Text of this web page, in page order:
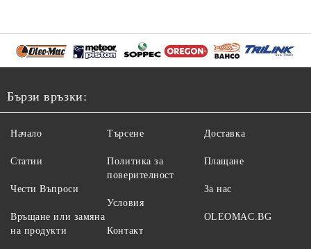
Бързи връзки:
Начало
Статии
Чести Въпроси
Връщане или замяна
на продукти
Търсене
Политика за
поверителност
Условия
Контакт
Доставка
Плащане
За нас
OLEOMAC.BG